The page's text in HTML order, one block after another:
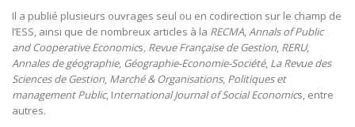
Il a publié plusieurs ouvrages seul ou en codirection sur le champ de
l’ESS, ainsi que de nombreux articles à la RECMA,Annals of Public
and Cooperative Economics, Revue Française de Gestion, RERU,
Annales de géographie, Géographie-Economie-Société, La Revue des
Sciences de Gestion, Marché & Organisations, Politiques et
management Public, International Journal of Social Economics, entre
autres.